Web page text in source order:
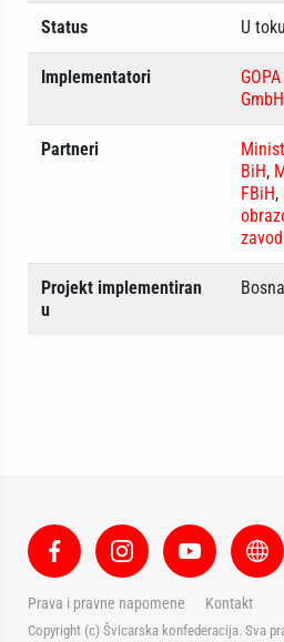
Status U toku
Implementatori
GmbH
Partneri
BiH,
FBiH,
Projekt implementiran
u
Prava i pravne napomene Kontakt
Copyright (c) Švicarska konfederacija. Sva